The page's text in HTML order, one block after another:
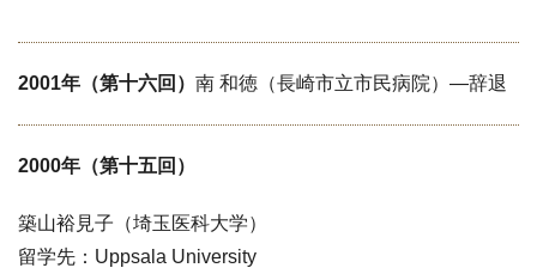
2001年（第十六回） 南 和徳（長崎市立市民病院）―辞退
2000年（第十五回）
築山裕見子（埼玉医科大学）
留学先：Uppsala University